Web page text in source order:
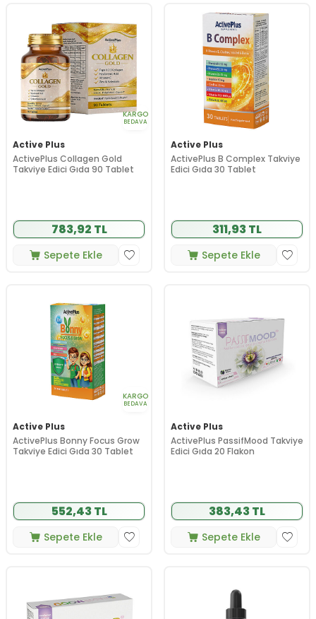
KARGO
BEDAVA
Active Plus
ActivePlus Collagen Gold
Takviye Edici Gıda 90 Tablet
783,92 TL
Sepete Ekle
Active Plus
ActivePlus B Complex Takviye
Edici Gıda 30 Tablet
311,93 TL
Sepete Ekle
KARGO
BEDAVA
Active Plus
ActivePlus Bonny Focus Grow
Takviye Edici Gıda 30 Tablet
552,43 TL
Sepete Ekle
Active Plus
ActivePlus PassifMood Takviye
Edici Gıda 20 Flakon
383,43 TL
Sepete Ekle